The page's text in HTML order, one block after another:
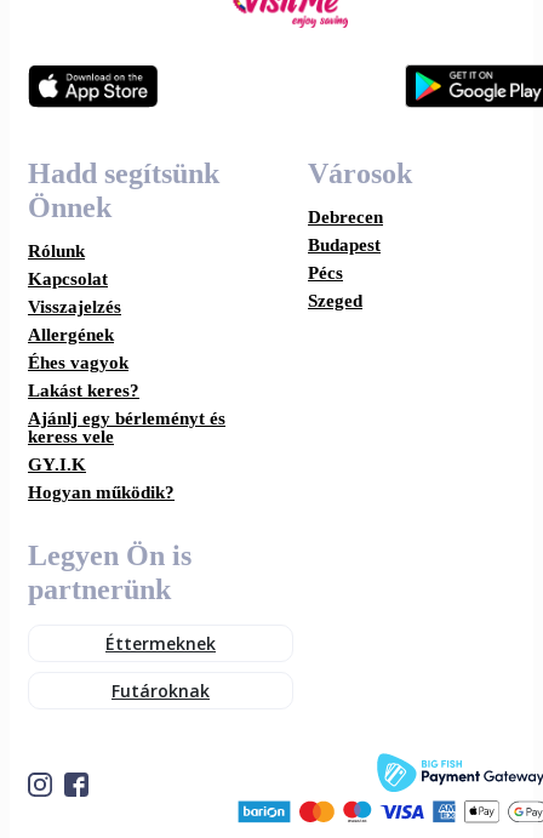
Hadd segítsünk
Önnek
Rólunk
Kapcsolat
Visszajelzés
Allergének
Éhes vagyok
Lakást keres?
Ajánlj egy bérleményt és
keress vele
GY.I.K
Hogyan működik?
Városok
Debrecen
Budapest
Pécs
Szeged
Legyen Ön is
partnerünk
Éttermeknek
Futároknak